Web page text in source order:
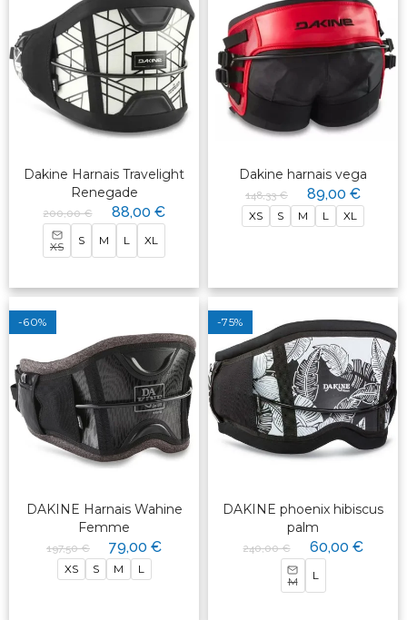
Dakine Harnais Travelight
Renegade
200,00 € 88,00 €
XS S M L XL
Dakine harnais vega
148,33 € 89,00 €
XS S M L XL
-60%
DAKINE Harnais Wahine
Femme
197,50 € 79,00 €
XS S M L
-75%
DAKINE phoenix hibiscus
palm
240,00 € 60,00 €
M L